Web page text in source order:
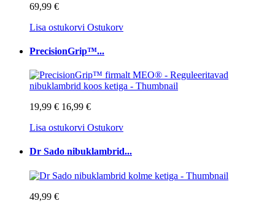
69,99 €
Lisa ostukorvi Ostukorv
PrecisionGrip™...
19,99 € 16,99 €
Lisa ostukorvi Ostukorv
Dr Sado nibuklambrid...
49,99 €